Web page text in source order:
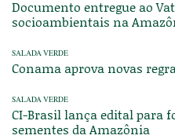
Documento entregue ao
socioambientais na
SALADA VERDE
Conama aprova novas
SALADA VERDE
CI-Brasil lança edital para
sementes da Amazônia